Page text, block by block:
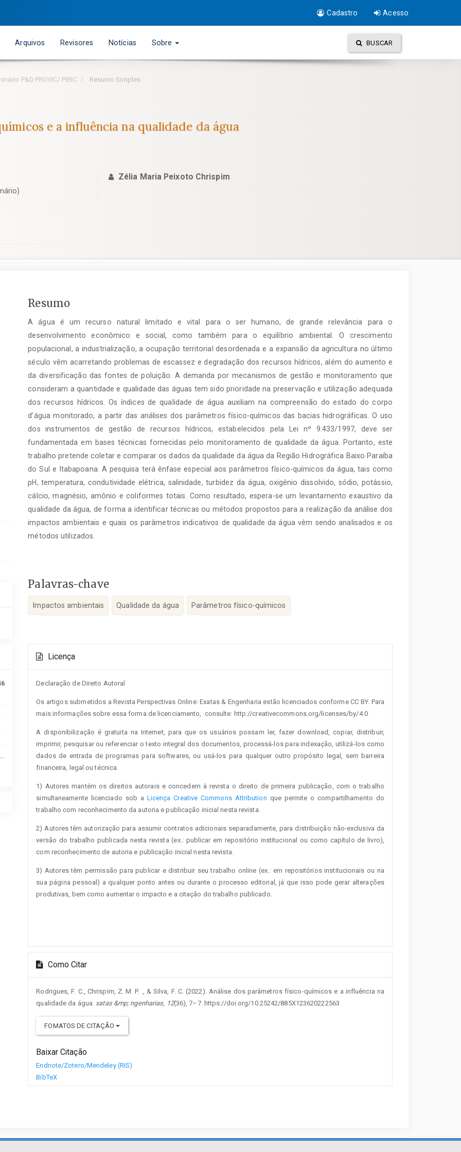
Cadastro Acesso
Arquivos Revisores Notícias Sobre BUSCAR
P&D PROVIC/ PIBIC Resumo Simples
e a influência na qualidade da água
Zélia Maria Peixoto Chrispim
Conteúdo
artigo
principal
Resumo
A água é um recurso natural limitado e vital para o ser humano, de grande relevância para o
desenvolvimento econômico e social, como também para o equilíbrio ambiental. O crescimento
populacional, a industrialização, a ocupação territorial desordenada e a expansão da agricultura no último
século vêm acarretando problemas de escassez e degradação dos recursos hídricos, além do aumento e
da diversificação das fontes de poluição. A demanda por mecanismos de gestão e monitoramento que
consideram a quantidade e qualidade das águas tem sido prioridade na preservação e utilização adequada
dos recursos hídricos. Os índices de qualidade de água auxiliam na compreensão do estado do corpo
d’água monitorado, a partir das análises dos parâmetros físico-químicos das bacias hidrográficas. O uso
dos instrumentos de gestão de recursos hídricos, estabelecidos pela Lei nº 9.433/1997, deve ser
fundamentada em bases técnicas fornecidas pelo monitoramento de qualidade da água. Portanto, este
trabalho pretende coletar e comparar os dados da qualidade da água da Região Hidrográfica Baixo Paraíba
do Sul e Itabapoana. A pesquisa terá ênfase especial aos parâmetros físico-químicos da água, tais como
pH, temperatura, condutividade elétrica, salinidade, turbidez da água, oxigênio dissolvido, sódio, potássio,
cálcio, magnésio, amônio e coliformes totais. Como resultado, espera-se um levantamento exaustivo da
qualidade da água, de forma a identificar técnicas ou métodos propostos para a realização da análise dos
impactos ambientais e quais os parâmetros indicativos de qualidade da água vêm sendo analisados e os
métodos utilizados.
Palavras-chave
Impactos ambientais Qualidade da água Parâmetros físico-químicos
do
Licença
Declaração de Direito Autoral
Os artigos submetidos a Revista Perspectivas Online: Exatas & Engenharia estão licenciados conforme CC BY. Para
mais informações sobre essa forma de licenciamento, consulte: http://creativecommons.org/licenses/by/4.0
A disponibilização é gratuita na Internet, para que os usuários possam ler, fazer download, copiar, distribuir,
imprimir, pesquisar ou referenciar o texto integral dos documentos, processá-los para indexação, utilizá-los como
dados de entrada de programas para softwares, ou usá-los para qualquer outro propósito legal, sem barreira
financeira, legal ou técnica.
1) Autores mantém os direitos autorais e concedem à revista o direito de primeira publicação, com o trabalho
simultaneamente licenciado sob a Licença Creative Commons Attribution que permite o compartilhamento do
trabalho com reconhecimento da autoria e publicação inicial nesta revista.
2) Autores têm autorização para assumir contratos adicionais separadamente, para distribuição não-exclusiva da
versão do trabalho publicada nesta revista (ex.: publicar em repositório institucional ou como capítulo de livro),
com reconhecimento de autoria e publicação inicial nesta revista.
3) Autores têm permissão para publicar e distribuir seu trabalho online (ex.: em repositórios institucionais ou na
sua página pessoal) a qualquer ponto antes ou durante o processo editorial, já que isso pode gerar alterações
produtivas, bem como aumentar o impacto e a citação do trabalho publicado.
Como Citar
Rodrigues, F. C., Chrispim, Z. M. P. ., & Silva, F. C. (2022). Análise dos parâmetros físico-químicos e a influência na
qualidade da água. xatas &mp; ngenharias, 12(36), 7–7. https://doi.org/10.25242/885X123620222563
FOMATOS DE CITAÇÃO
Baixar Citação
Endnote/Zotero/Mendeley (RIS)
BibTeX